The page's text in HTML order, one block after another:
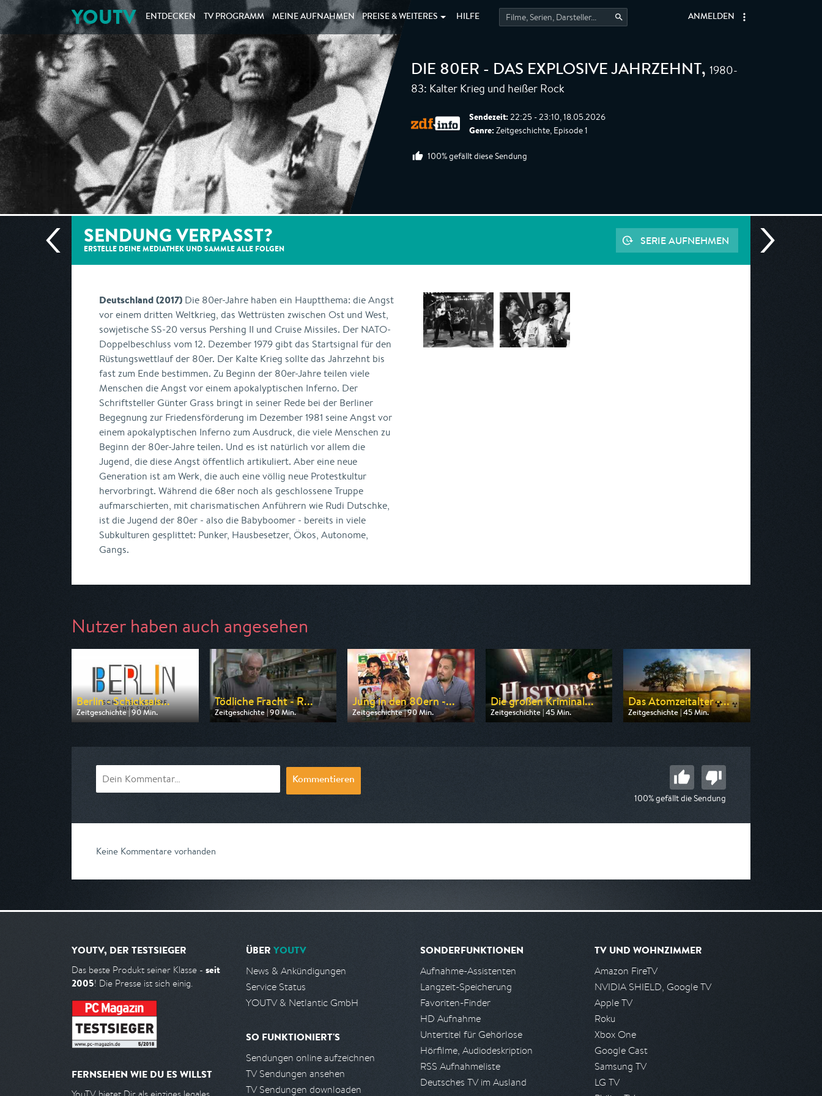
YOUTV ENTDECKEN TV PROGRAMM MEINE AUFNAHMEN PREISE & WEITERES HILFE ANMELDEN
DIE 80ER - DAS EXPLOSIVE JAHRZEHNT, 1980-
83: Kalter Krieg und heißer Rock
Sendezeit: 22:25 - 23:10, 18.05.2026
Genre: Zeitgeschichte, Episode 1
100% gefällt diese Sendung
SENDUNG VERPASST?
ERSTELLE DEINE MEDIATHEK UND SAMMLE ALLE FOLGEN
SERIE AUFNEHMEN
Deutschland (2017) Die 80er-Jahre haben ein Hauptthema: die Angst
vor einem dritten Weltkrieg, das Wettrüsten zwischen Ost und West,
sowjetische SS-20 versus Pershing II und Cruise Missiles. Der NATO-
Doppelbeschluss vom 12. Dezember 1979 gibt das Startsignal für den
Rüstungswettlauf der 80er. Der Kalte Krieg sollte das Jahrzehnt bis
fast zum Ende bestimmen. Zu Beginn der 80er-Jahre teilen viele
Menschen die Angst vor einem apokalyptischen Inferno. Der
Schriftsteller Günter Grass bringt in seiner Rede bei der Berliner
Begegnung zur Friedensförderung im Dezember 1981 seine Angst vor
einem apokalyptischen Inferno zum Ausdruck, die viele Menschen zu
Beginn der 80er-Jahre teilen. Und es ist natürlich vor allem die
Jugend, die diese Angst öffentlich artikuliert. Aber eine neue
Generation ist am Werk, die auch eine völlig neue Protestkultur
hervorbringt. Während die 68er noch als geschlossene Truppe
aufmarschierten, mit charismatischen Anführern wie Rudi Dutschke,
ist die Jugend der 80er - also die Babyboomer - bereits in viele
Subkulturen gesplittet: Punker, Hausbesetzer, Ökos, Autonome,
Gangs.
Nutzer haben auch angesehen
Berlin - Schicksals...
Zeitgeschichte | 90 Min.
Ausgestrahlt von rbb
Tödliche Fracht - R...
Zeitgeschichte | 90 Min.
Ausgestrahlt von ZDF info
Jung in den 80ern -...
Zeitgeschichte | 90 Min.
Ausgestrahlt von WDR
Die großen Kriminal...
Zeitgeschichte | 45 Min.
Ausgestrahlt von ZDF info
Das Atomzeitalter -...
Zeitgeschichte | 45 Min.
Ausgestrahlt von ZDF info
Kommentieren
100% gefällt die Sendung
Keine Kommentare vorhanden
YOUTV, DER TESTSIEGER
Das beste Produkt seiner Klasse - seit
2005! Die Presse ist sich einig.
FERNSEHEN WIE DU ES WILLST
ÜBER YOUTV
News & Ankündigungen
Service Status
YOUTV & Netlantic GmbH
SO FUNKTIONIERT'S
Sendungen online aufzeichnen
TV Sendungen ansehen
TV Sendungen downloaden
SONDERFUNKTIONEN
Aufnahme-Assistenten
Langzeit-Speicherung
Favoriten-Finder
HD Aufnahme
Untertitel für Gehörlose
Hörfilme, Audiodeskription
RSS Aufnahmeliste
Deutsches TV im Ausland
TV UND WOHNZIMMER
Amazon FireTV
NVIDIA SHIELD, Google TV
Apple TV
Roku
Xbox One
Google Cast
Samsung TV
LG TV